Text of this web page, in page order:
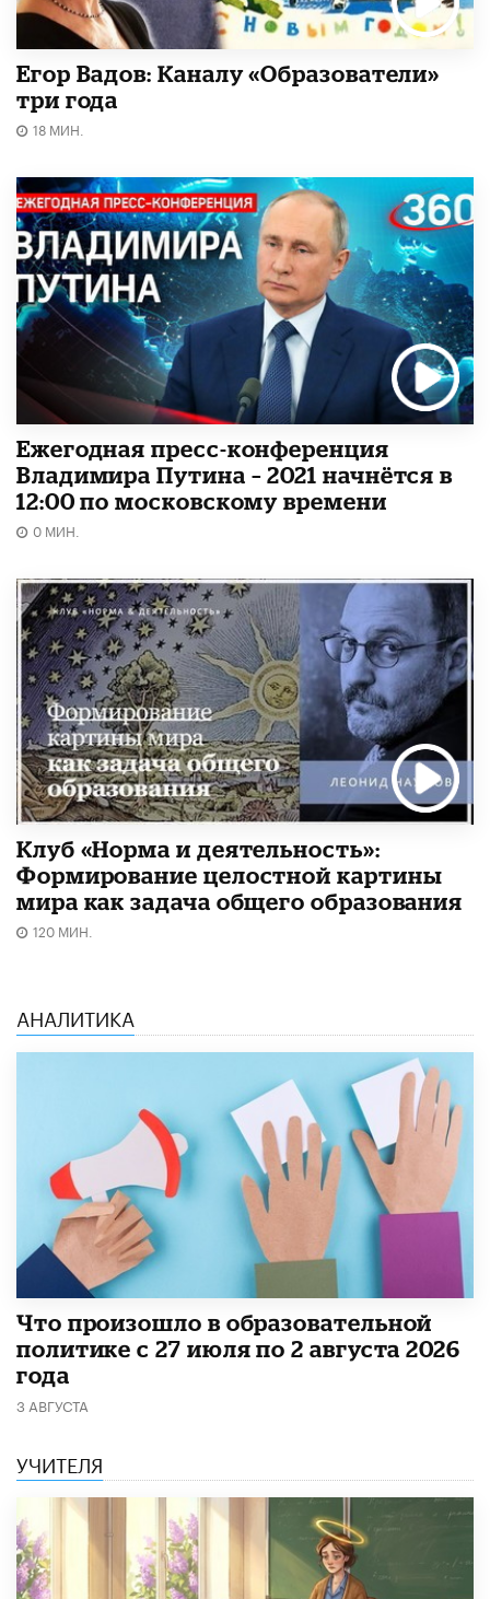
Егор Вадов: Каналу «Образователи»
три года
18 МИН.
Ежегодная пресс-конференция
Владимира Путина – 2021 начнётся в
12:00 по московскому времени
0 МИН.
Клуб «Норма и деятельность»:
Формирование целостной картины
мира как задача общего образования
120 МИН.
АНАЛИТИКА
​Что произошло в образовательной
политике с 27 июля по 2 августа 2026
года
3 АВГУСТА
УЧИТЕЛЯ